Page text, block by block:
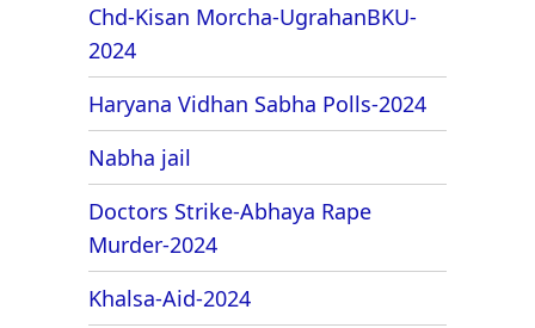
Chd-Kisan Morcha-UgrahanBKU-
2024
Haryana Vidhan Sabha Polls-2024
Nabha jail
Doctors Strike-Abhaya Rape
Murder-2024
Khalsa-Aid-2024